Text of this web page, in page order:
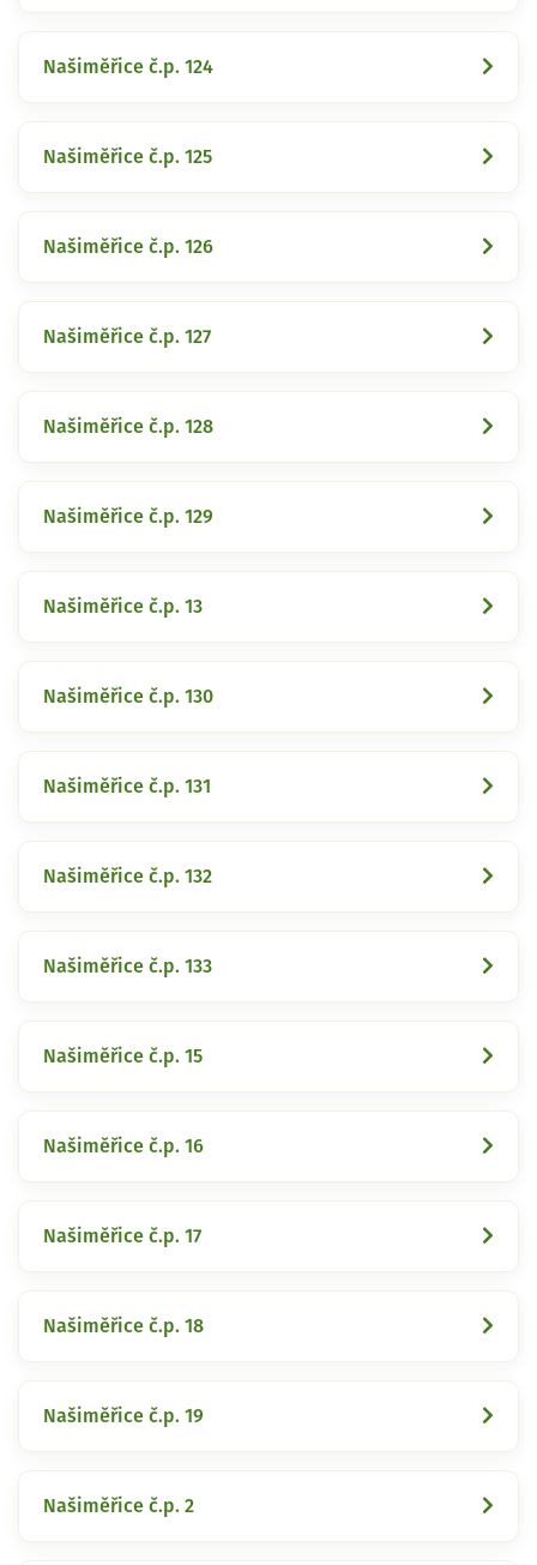
Našiměřice č.p. 124
Našiměřice č.p. 125
Našiměřice č.p. 126
Našiměřice č.p. 127
Našiměřice č.p. 128
Našiměřice č.p. 129
Našiměřice č.p. 13
Našiměřice č.p. 130
Našiměřice č.p. 131
Našiměřice č.p. 132
Našiměřice č.p. 133
Našiměřice č.p. 15
Našiměřice č.p. 16
Našiměřice č.p. 17
Našiměřice č.p. 18
Našiměřice č.p. 19
Našiměřice č.p. 2